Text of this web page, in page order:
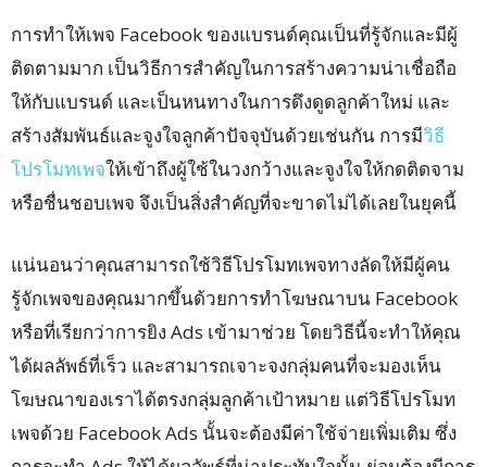
การทำให้เพจ Facebook ของแบรนด์คุณเป็นที่รู้จักและมีผู้
ติดตามมาก เป็นวิธีการสำคัญในการสร้างความน่าเชื่อถือ
ให้กับแบรนด์ และเป็นหนทางในการดึงดูดลูกค้าใหม่ และ
สร้างสัมพันธ์และจูงใจลูกค้าปัจจุบันด้วยเช่นกัน การมีวิธี
โปรโมทเพจให้เข้าถึงผู้ใช้ในวงกว้างและจูงใจให้กดติดจาม
หรือชื่นชอบเพจ จึงเป็นสิ่งสำคัญที่จะขาดไม่ได้เลยในยุคนี้
แน่นอนว่าคุณสามารถใช้วิธีโปรโมทเพจทางลัดให้มีผู้คน
รู้จักเพจของคุณมากขึ้นด้วยการทำโฆษณาบน Facebook
หรือที่เรียกว่าการยิง Ads เข้ามาช่วย โดยวิธีนี้จะทำให้คุณ
ได้ผลลัพธ์ที่เร็ว และสามารถเจาะจงกลุ่มคนที่จะมองเห็น
โฆษณาของเราได้ตรงกลุ่มลูกค้าเป้าหมาย แต่วิธีโปรโมท
เพจด้วย Facebook Ads นั้นจะต้องมีค่าใช้จ่ายเพิ่มเติม ซึ่ง